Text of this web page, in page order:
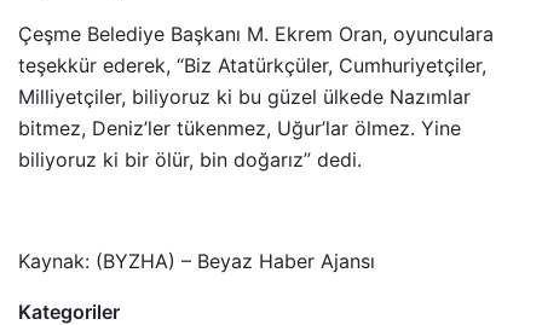
Çeşme Belediye Başkanı M. Ekrem Oran, oyunculara
teşekkür ederek, “Biz Atatürkçüler, Cumhuriyetçiler,
Milliyetçiler, biliyoruz ki bu güzel ülkede Nazımlar
bitmez, Deniz’ler tükenmez, Uğur’lar ölmez. Yine
biliyoruz ki bir ölür, bin doğarız” dedi.
Kaynak: (BYZHA) – Beyaz Haber Ajansı
Kategoriler